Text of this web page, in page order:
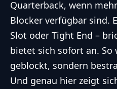
Quarterback, wenn
Blocker verfügbar sind.
Slot oder Tight End –
bietet sich sofort an.
geblockt, sondern
Und genau hier zeigt